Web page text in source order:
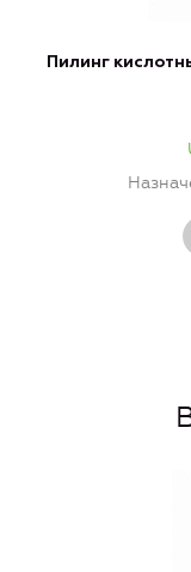
Пилинг